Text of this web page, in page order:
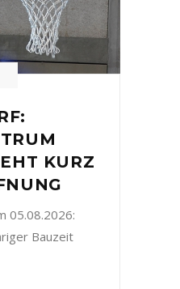
KURZ
05.08.2026:
Bauzeit